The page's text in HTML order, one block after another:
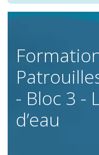
- Bloc 3 -
d’eau